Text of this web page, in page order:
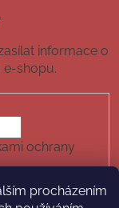
procházením
informace o
e-shopu.
ochrany